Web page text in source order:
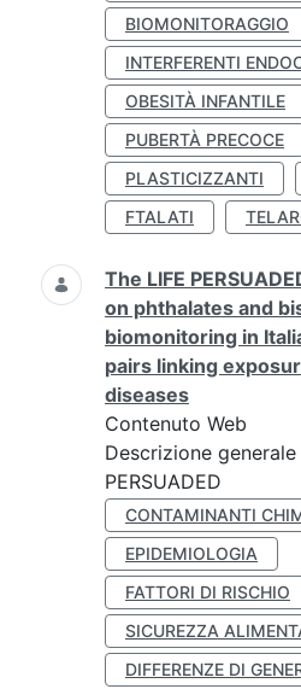
BIOMONITORAGGIO
INTERFERENTI
OBESITÀ INFANTILE
PUBERTÀ PRECOCE
PLASTICIZZANTI
FTALATI
The LIFE
on phthalates and
biomonitoring in
pairs linking
diseases
Contenuto Web
Descrizione
PERSUADED
CONTAMINANTI
EPIDEMIOLOGIA
FATTORI DI RISCHIO
SICUREZZA
DIFFERENZE DI